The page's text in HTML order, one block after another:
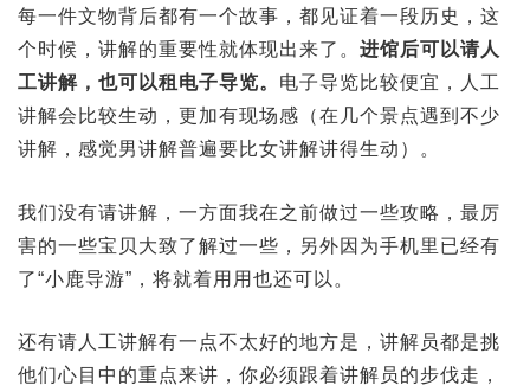
每一件文物背后都有一个故事，都见证着一段历史，这
个时候，讲解的重要性就体现出来了。 进馆后可以请人
工讲解，也可以租电子导览。 电子导览比较便宜，人工
讲解会比较生动，更加有现场感（在几个景点遇到不少
讲解，感觉男讲解普遍要比女讲解讲得生动）。
我们没有请讲解，一方面我在之前做过一些攻略，最厉
害的一些宝贝大致了解过一些，另外因为手机里已经有
了“小鹿导游”，将就着用用也还可以。
还有请人工讲解有一点不太好的地方是，讲解员都是挑
他们心目中的重点来讲，你必须跟着讲解员的步伐走，